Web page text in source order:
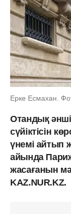
Ерке Есмахан.
Отандық
сүйіктісін
үнемі айтып
айында
жасағанын
KAZ.NUR.KZ.